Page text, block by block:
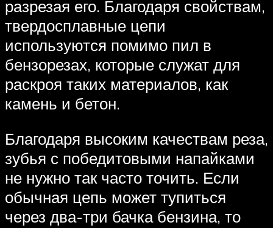
разрезая его. Благодаря свойствам,
твердосплавные цепи
используются помимо пил в
бензорезах, которые служат для
раскроя таких материалов, как
камень и бетон.
Благодаря высоким качествам реза,
зубья с победитовыми напайками
не нужно так часто точить. Если
обычная цепь может тупиться
через два-три бачка бензина, то